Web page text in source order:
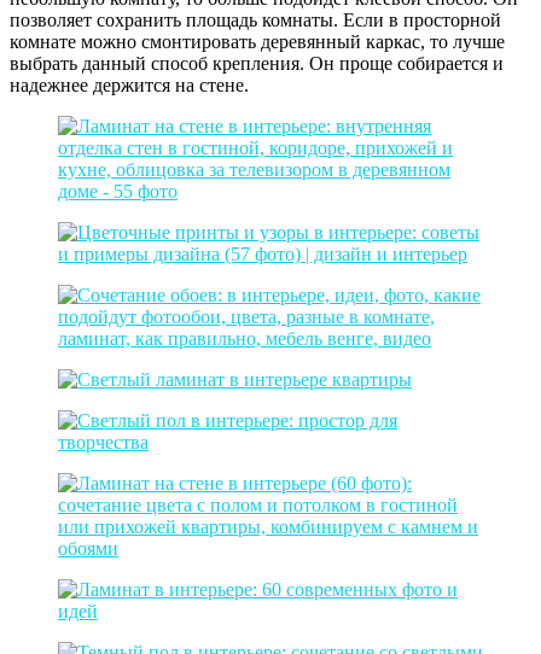
позволяет сохранить площадь комнаты. Если в просторной
комнате можно смонтировать деревянный каркас, то лучше
выбрать данный способ крепления. Он проще собирается и
надежнее держится на стене.